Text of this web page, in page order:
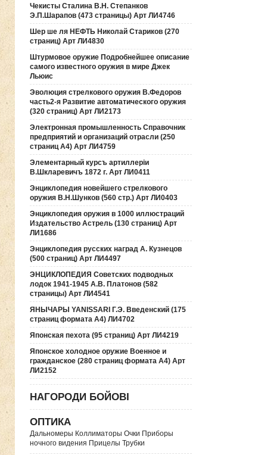
Чекисты Сталина В.Н. Степанков
Э.П.Шарапов (473 страницы) Арт ЛИ4746
Шер ше ля НЕФТЬ Николай Стариков (270
страниц) Арт ЛИ4830
Штурмовое оружие Подробнейшее описание
самого известного оружия в мире Джек
Льюис
Эволюция стрелкового оружия В.Федоров
часть2-я Развитие автоматического оружия
(320 страниц) Арт ЛИ2173
Электронная промышленность Справочник
предприятий и организаций отрасли (250
страниц А4) Арт ЛИ4759
Элементарный курсъ артиллерiи
В.Шкларевичъ 1872 г. Арт ЛИ0411
Энциклопедия новейшего стрелкового
оружия В.Н.Шунков (560 стр.) Арт ЛИ0403
Энциклопедия оружия в 1000 иллюстраций
Издательство Астрель (130 страниц) Арт
ЛИ1686
Энциклопедия русских наград А. Кузнецов
(500 страниц) Арт ЛИ4497
ЭНЦИКЛОПЕДИЯ Советских подводных
лодок 1941-1945 А.В. Платонов (582
страницы) Арт ЛИ4541
ЯНЫЧАРЫ YANISSARI Г.Э. Введенский (175
страниц формата А4) ЛИ4702
Японская пехота (95 страниц) Арт ЛИ4219
Японское холодное оружие Военное и
гражданское (280 страниц формата А4) Арт
ЛИ2152
НАГОРОДИ БОЙОВІ
ОПТИКА
Дальномеры Коллиматоры Очки Приборы
ночного видения Прицелы Трубки